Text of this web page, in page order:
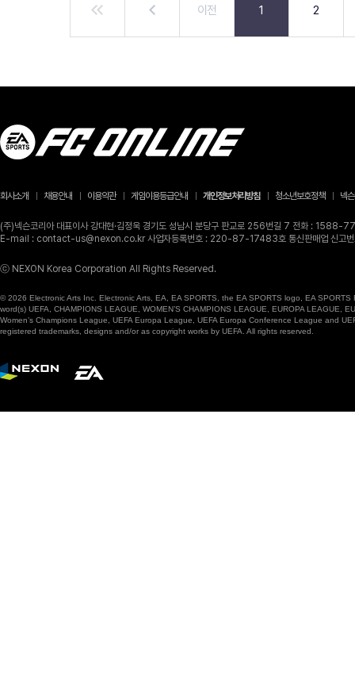
이전 1 2
회사소개 채용안내 이용약관 게임이용등급안내 개인정보처리방침 청소년보호정책 넥
(주)넥슨코리아 대표이사 강대현·김정욱 경기도 성남시 분당구 판교로 256번길 7 전화 :
E-mail : contact-us@nexon.co.kr 사업자등록번호 : 220-87-17483호 통신판매업 신고
ⓒ NEXON Korea Corporation All Rights Reserved.
© 2026 Electronic Arts Inc. Electronic Arts, EA, EA SPORTS, the EA SPORTS logo, EA
word(s) UEFA, CHAMPIONS LEAGUE, WOMEN’S CHAMPIONS LEAGUE, EUROPA LEAGUE,
Women’s Champions League, UEFA Europa League, UEFA Europa Conference League and
registered trademarks, designs and/or as copyright works by UEFA. All rights reserved.